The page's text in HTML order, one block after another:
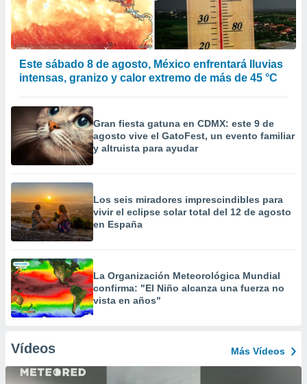
Este sábado 8 de agosto, México enfrentará lluvias
intensas, granizo y calor extremo de más de 45 °C
Gran fiesta gatuna en CDMX: este 9 de
agosto vive el GatoFest, un evento familiar
y altruista para ayudar
Los seis miradores imprescindibles para
vivir el eclipse solar total del 12 de agosto
en España
La Organización Meteorológica Mundial
confirma: "El Niño alcanza una fuerza no
vista en años"
Vídeos Más Vídeos